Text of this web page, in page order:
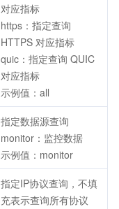
对应指标
https：指定查询
HTTPS 对应指标
quic：指定查询 QUIC
对应指标
示例值：all
指定数据源查询
monitor：监控数据
示例值：monitor
指定IP协议查询，不填
充表示查询所有协议